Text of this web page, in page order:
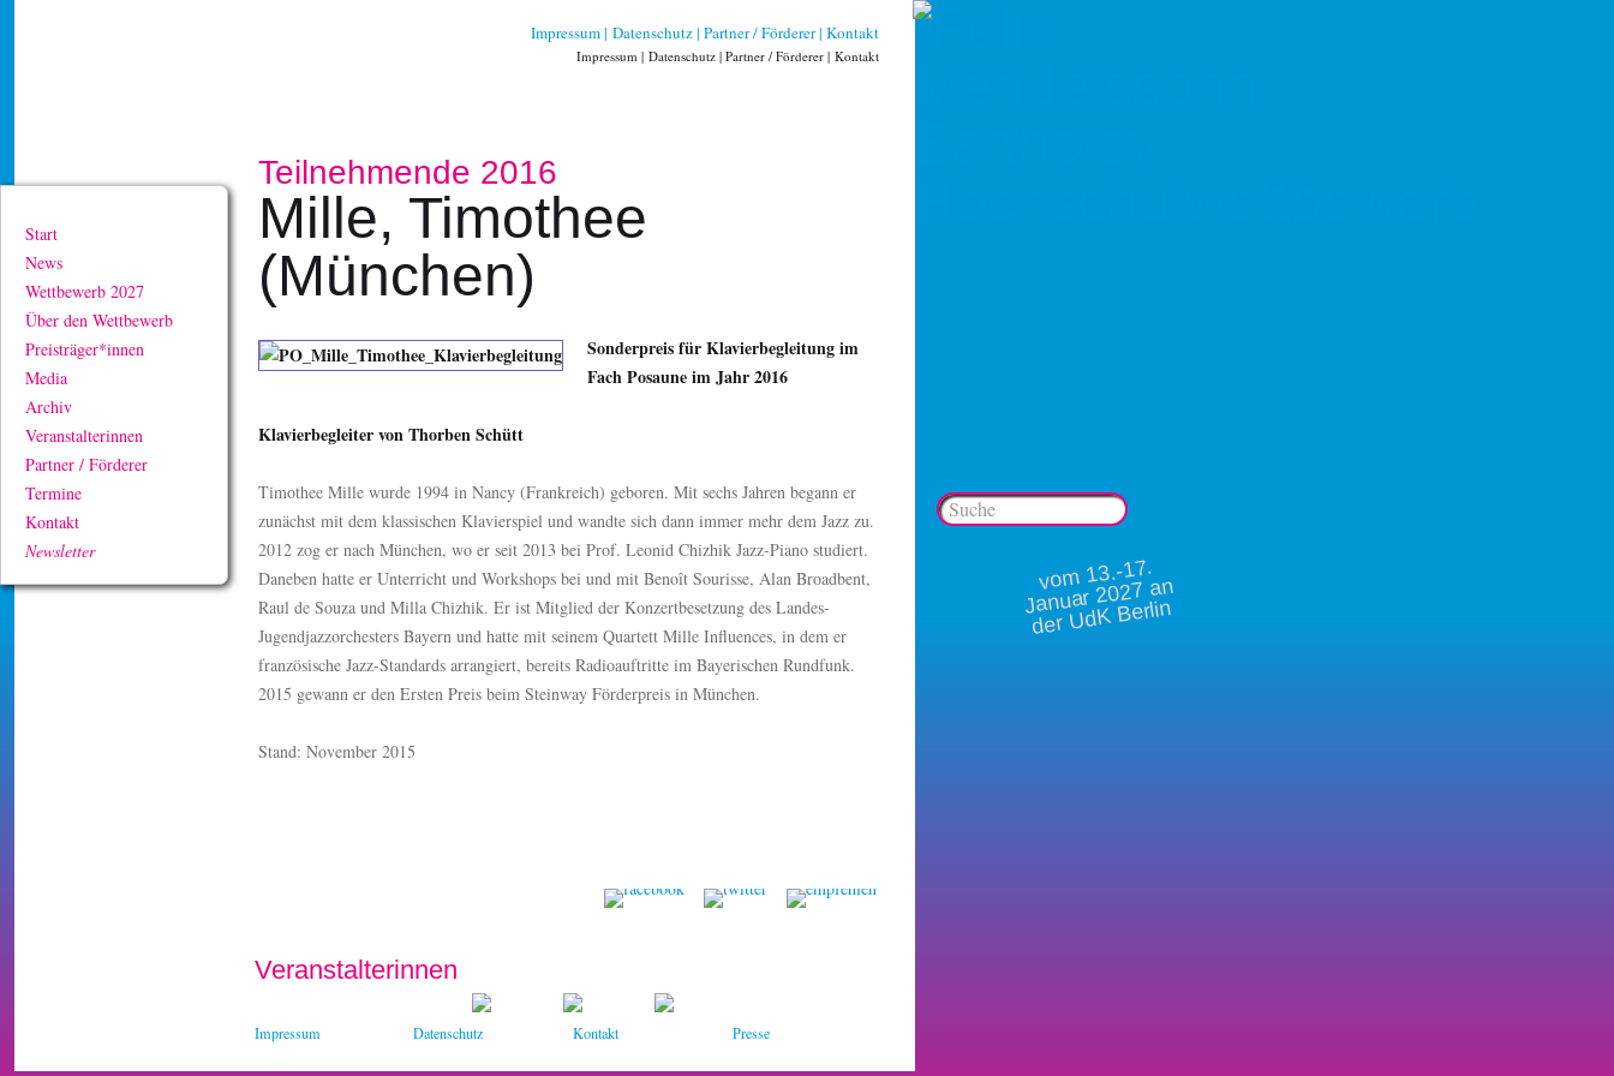
vo
m 13.-17.
Januar 2027 an
der UdK Berlin
Impressum Datenschutz Partner / Förderer Kontakt
Impressum Datenschutz Partner / Förderer Kontakt
Teilnehmende 2016
Mille, Timothee
(München)
Sonderpreis für Klavierbegleitung im
Fach Posaune im Jahr 2016
Klavierbegleiter von Thorben Schütt
Timothee Mille wurde 1994 in Nancy (Frankreich) geboren. Mit sechs Jahren begann er
zunächst mit dem klassischen Klavierspiel und wandte sich dann immer mehr dem Jazz zu.
2012 zog er nach München, wo er seit 2013 bei Prof. Leonid Chizhik Jazz-Piano studiert.
Daneben hatte er Unterricht und Workshops bei und mit Benoît Sourisse, Alan Broadbent,
Raul de Souza und Milla Chizhik. Er ist Mitglied der Konzertbesetzung des Landes-
Jugendjazzorchesters Bayern und hatte mit seinem Quartett Mille Influences, in dem er
französische Jazz-Standards arrangiert, bereits Radioauftritte im Bayerischen Rundfunk.
2015 gewann er den Ersten Preis beim Steinway Förderpreis in München.
Stand: November 2015
Start
News
Wettbewerb 2027
Über den Wettbewerb
Preisträger*innen
Media
Archiv
Veranstalterinnen
Partner / Förderer
Termine
Kontakt
Newsletter
Veranstalterinnen
Impressum Datenschutz Kontakt Presse